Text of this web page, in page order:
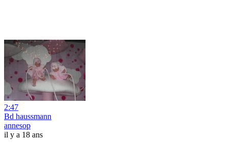
2:47
Bd haussmann
annesop
il y a 18 ans